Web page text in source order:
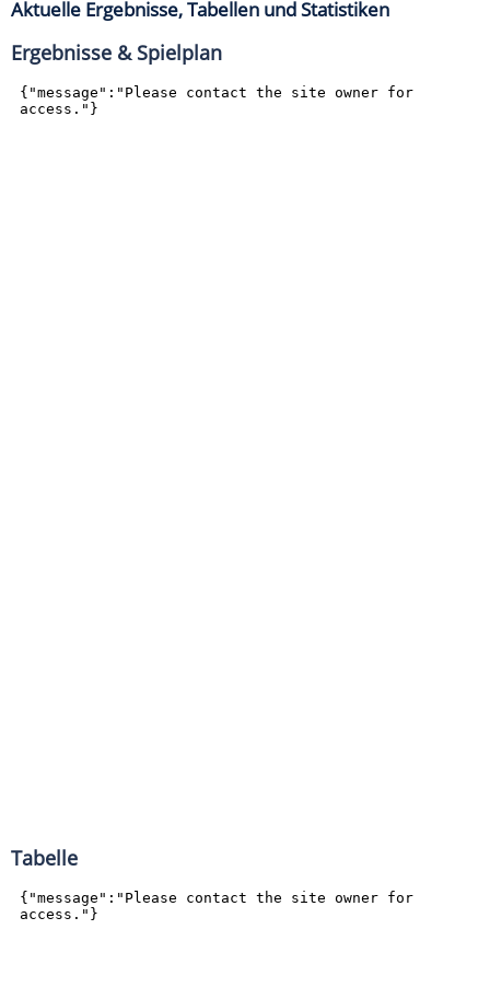
Aktuelle Ergebnisse, Tabellen und Statistiken
Ergebnisse & Spielplan
Tabelle